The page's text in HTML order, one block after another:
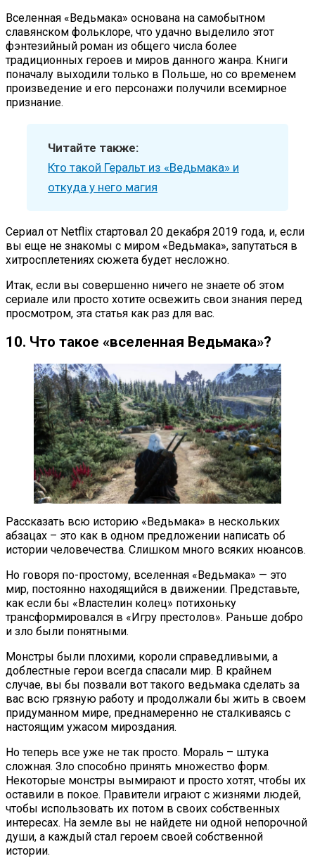
Вселенная «Ведьмака» основана на самобытном
славянском фольклоре, что удачно выделило этот
фэнтезийный роман из общего числа более
традиционных героев и миров данного жанра. Книги
поначалу выходили только в Польше, но со временем
произведение и его персонажи получили всемирное
признание.
Читайте также:
Кто такой Геральт из «Ведьмака» и
откуда у него магия
Сериал от Netflix стартовал 20 декабря 2019 года, и, если
вы еще не знакомы с миром «Ведьмака», запутаться в
хитросплетениях сюжета будет несложно.
Итак, если вы совершенно ничего не знаете об этом
сериале или просто хотите освежить свои знания перед
просмотром, эта статья как раз для вас.
10. Что такое «вселенная Ведьмака»?
Рассказать всю историю «Ведьмака» в нескольких
абзацах – это как в одном предложении написать об
истории человечества. Слишком много всяких нюансов.
Но говоря по-простому, вселенная «Ведьмака» — это
мир, постоянно находящийся в движении. Представьте,
как если бы «Властелин колец» потихоньку
трансформировался в «Игру престолов». Раньше добро
и зло были понятными.
Монстры были плохими, короли справедливыми, а
доблестные герои всегда спасали мир. В крайнем
случае, вы бы позвали вот такого ведьмака сделать за
вас всю грязную работу и продолжали бы жить в своем
придуманном мире, преднамеренно не сталкиваясь с
настоящим ужасом мироздания.
Но теперь все уже не так просто. Мораль – штука
сложная. Зло способно принять множество форм.
Некоторые монстры вымирают и просто хотят, чтобы их
оставили в покое. Правители играют с жизнями людей,
чтобы использовать их потом в своих собственных
интересах. На земле вы не найдете ни одной непорочной
души, а каждый стал героем своей собственной
истории.